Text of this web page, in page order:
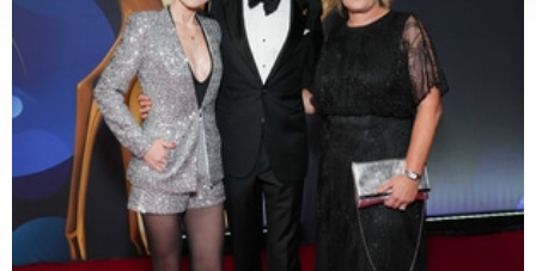
Abschnitt Einzelheiten
fest.
Wir verwenden Cookies, um Inhalte und Anzeigen zu
personalisieren, Funktionen für soziale Medien anbieten
zu können und die Zugriffe auf unsere Website zu
analysieren. Außerdem geben wir Informationen zu Ihrer
Verwendung unserer Website an unsere Partner für
soziale Medien, Werbung und Analysen weiter. Unsere
Partner führen diese Informationen möglicherweise mit